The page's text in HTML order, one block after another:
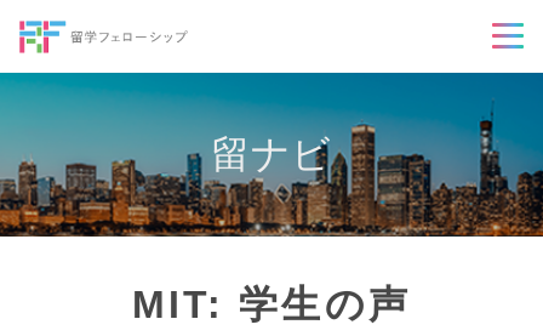
留ナビ
MIT: 学生の声